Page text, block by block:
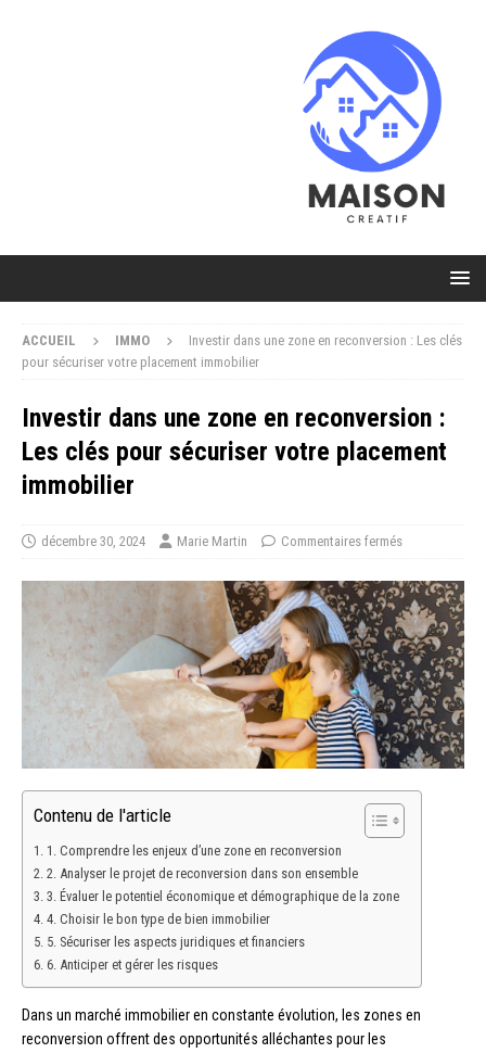
ACCUEIL IMMO
Investir dans une zone en reconversion : Les clés
pour sécuriser votre placement immobilier
Investir dans une zone en reconversion :
Les clés pour sécuriser votre placement
immobilier
décembre 30, 2024 Marie Martin Commentaires fermés
Contenu de l'article
1. Comprendre les enjeux d’une zone en reconversion
2. Analyser le projet de reconversion dans son ensemble
3. Évaluer le potentiel économique et démographique de la zone
4. Choisir le bon type de bien immobilier
5. Sécuriser les aspects juridiques et financiers
6. Anticiper et gérer les risques
Dans un marché immobilier en constante évolution, les zones en
reconversion offrent des opportunités alléchantes pour les